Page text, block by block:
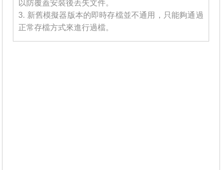
以防覆蓋安裝後丟失文件。
3. 新舊模擬器版本的即時存檔並不通用，只能夠通過
正常存檔方式來進行過檔。